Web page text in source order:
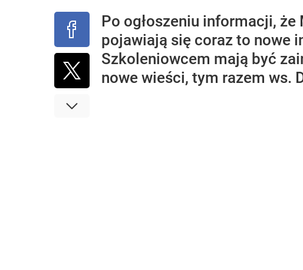
Po ogłoszeniu informacji,
pojawiają się coraz to nowe
Szkoleniowcem mają być
nowe wieści, tym razem ws.